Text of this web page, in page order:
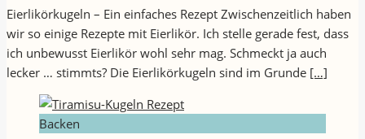
Eierlikörkugeln – Ein einfaches Rezept Zwischenzeitlich haben
wir so einige Rezepte mit Eierlikör. Ich stelle gerade fest, dass
ich unbewusst Eierlikör wohl sehr mag. Schmeckt ja auch
lecker … stimmts? Die Eierlikörkugeln sind im Grunde […]
Backen